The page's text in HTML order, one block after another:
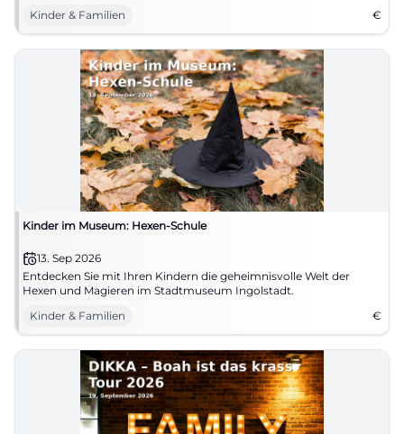
Kinder & Familien
€
Kinder im Museum: Hexen-Schule
13. Sep 2026
Entdecken Sie mit Ihren Kindern die geheimnisvolle Welt der
Hexen und Magieren im Stadtmuseum Ingolstadt.
Kinder & Familien
€